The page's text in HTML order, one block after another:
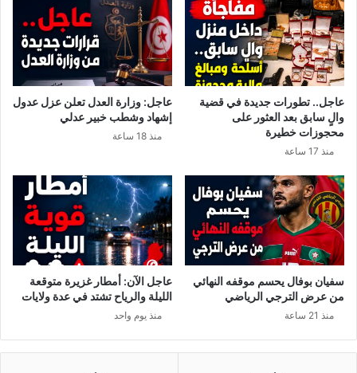
س
ا
ل
ج
م
و
ر
ي
؟
ر
ت
ي
ب
ا
ا
ل
ت
و
ر
ي
ة
ف
ء
عاجل.. تطورات جديدة في قضية
والٍ سابق بعد العثور على
محجوزات خطيرة
منذ 17 ساعة
عاجل: وزارة العدل تعلن عزل عدول
إشهاد وشطب خبير عدلي
منذ 18 ساعة
سفيان بوفال يحسم موقفه النهائي
من عرض الترجي الرياضي
منذ 21 ساعة
عاجل الآن: أمطار غزيرة متوقعة
الليلة والرياح تشتد في عدة ولايات
منذ يوم واحد